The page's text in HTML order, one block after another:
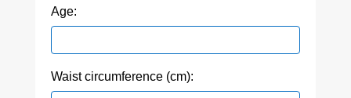
Age:
Waist circumference (cm):